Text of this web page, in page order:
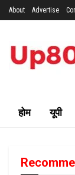
About Advertise
होम यूपी